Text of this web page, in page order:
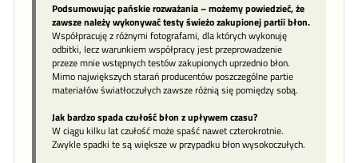
Podsumowując pańskie rozważania – możemy powiedzieć, że
zawsze należy wykonywać testy świeżo zakupionej partii błon.
Współpracuję z różnymi fotografami, dla których wykonuję
odbitki, lecz warunkiem współpracy jest przeprowadzenie
przeze mnie wstępnych testów zakupionych uprzednio błon.
Mimo największych starań producentów poszczególne partie
materiałów światłoczułych zawsze różnią się pomiędzy sobą.
Jak bardzo spada czułość błon z upływem czasu?
W ciągu kilku lat czułość może spaść nawet czterokrotnie.
Zwykle spadki te są większe w przypadku błon wysokoczułych.